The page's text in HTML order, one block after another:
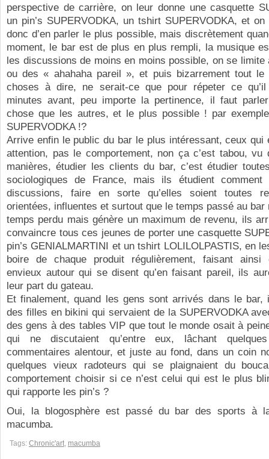
perspective de carrière, on leur donne une casquette
un pin’s SUPERVODKA, un tshirt SUPERVODKA, et on
donc d’en parler le plus possible, mais discrètement
moment, le bar est de plus en plus rempli, la musique
les discussions de moins en moins possible, on se
ou des « ahahaha pareil », et puis bizarrement tout le
choses à dire, ne serait-ce que pour répeter ce
minutes avant, peu importe la pertinence, il faut
chose que les autres, et le plus possible ! par
SUPERVODKA !?
Arrive enfin le public du bar le plus intéressant, ceux qui
attention, pas le comportement, non ça c’est tabou, vu
manières, étudier les clients du bar, c’est étudier
sociologiques de France, mais ils étudient comment
discussions, faire en sorte qu’elles soient toutes
orientées, influentes et surtout que le temps passé au bar
temps perdu mais génère un maximum de revenu, ils
convaincre tous ces jeunes de porter une casquette
pin’s GENIALMARTINI et un tshirt LOLILOLPASTIS, en
boire de chaque produit régulièrement, faisant ainsi
envieux autour qui se disent qu’en faisant pareil, ils
leur part du gateau.
Et finalement, quand les gens sont arrivés dans le
des filles en bikini qui servaient de la SUPERVODKA
des gens à des tables VIP que tout le monde osait à
qui ne discutaient qu’entre eux, lâchant
commentaires alentour, et juste au fond, dans un coin
quelques vieux radoteurs qui se plaignaient du
comportement choisir si ce n’est celui qui est le plus
qui rapporte les pin’s ?
Oui, la blogosphère est passé du bar des sports à
macumba.
Tags: Chronic'art, macumba